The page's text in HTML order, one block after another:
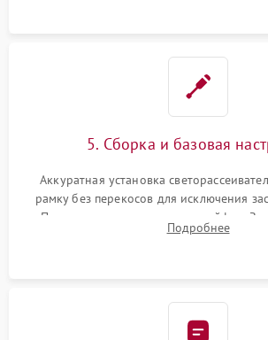
5. Сборка и базовая
Аккуратная установка
рамку без перекосов для исключения
Подключение внутренних шлейфов.
Сброс настроек и обновление
Подробнее